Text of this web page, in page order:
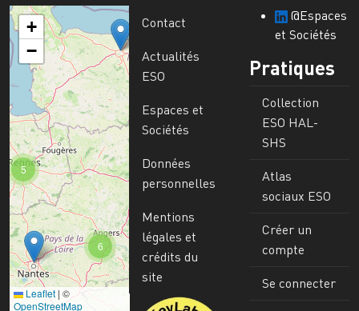
6
5
+
−
Leaflet | ©
OpenStreetMap
Contact
Actualités
ESO
Espaces et
Sociétés
Données
personnelles
Mentions
légales et
crédits du
site
Image
@Espaces
et Sociétés
Pratiques
Collection
ESO HAL-
SHS
Atlas
sociaux ESO
Créer un
compte
Se connecter